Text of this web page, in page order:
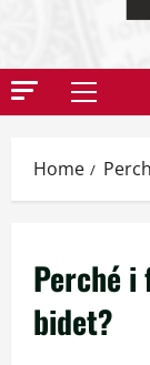
Home
Perché i
bidet?